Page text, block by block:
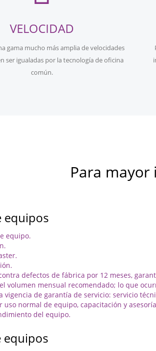
VELOCIDAD
gama mucho más amplia de velocidades
ser igualadas por la tecnología de oficina
común.
Para
equipos
equipo.
defectos de fábrica por 12 meses,
volumen mensual recomendado; lo que
vigencia de garantía de servicio: servicio
uso normal de equipo, capacitación y
del equipo.
equipos